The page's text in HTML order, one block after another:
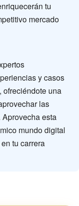
tu
mercado
y casos
ofreciéndote una
las
esta
mundo digital
tu carrera